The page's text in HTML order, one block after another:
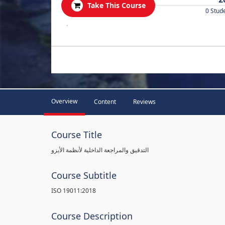
Take This Course
0
.
Overview Content Reviews
Course Title
التدقيق والمراجعة الداخلية لأنظمة الأيزو
Course Subtitle
ISO 19011:2018
Course Description